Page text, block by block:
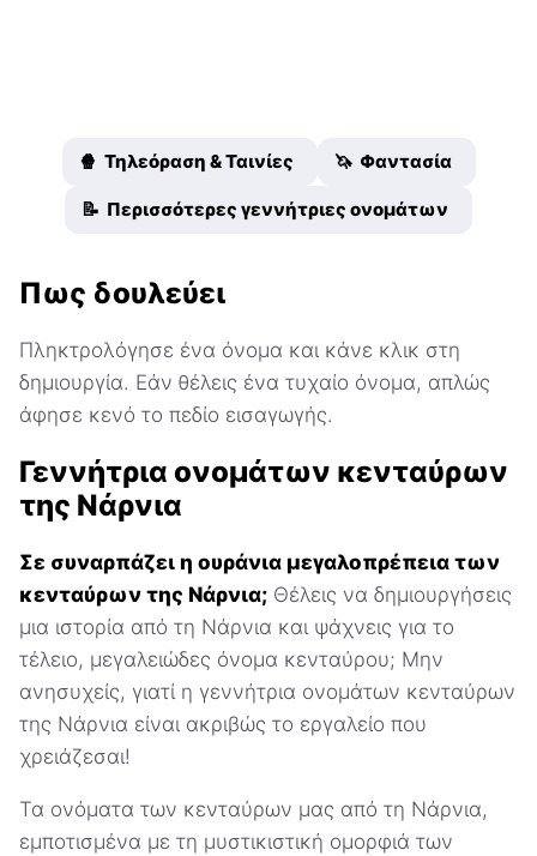
🍿 Τηλεόραση & Ταινίες 🦄 Φαντασία
📝 Περισσότερες γεννήτριες ονομάτων
Πως δουλεύει
Πληκτρολόγησε ένα όνομα και κάνε κλικ στη
δημιουργία. Εάν θέλεις ένα τυχαίο όνομα, απλώς
άφησε κενό το πεδίο εισαγωγής.
Γεννήτρια ονομάτων κενταύρων
της Νάρνια
Σε συναρπάζει η ουράνια μεγαλοπρέπεια των
κενταύρων της Νάρνια; Θέλεις να δημιουργήσεις
μια ιστορία από τη Νάρνια και ψάχνεις για το
τέλειο, μεγαλειώδες όνομα κενταύρου; Μην
ανησυχείς, γιατί η γεννήτρια ονομάτων κενταύρων
της Νάρνια είναι ακριβώς το εργαλείο που
χρειάζεσαι!
Τα ονόματα των κενταύρων μας από τη Νάρνια,
εμποτισμένα με τη μυστικιστική ομορφιά των